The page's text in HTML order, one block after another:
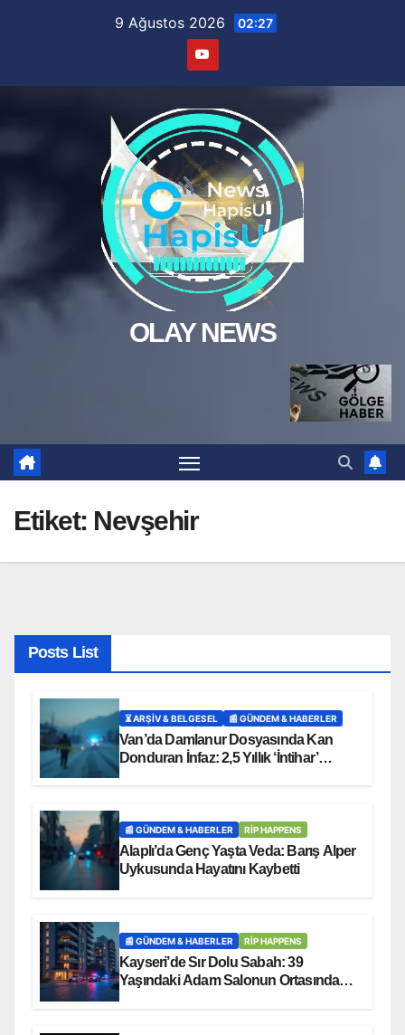
9 Ağustos 2026 02:27
OLAY NEWS
Etiket: Nevşehir
Posts List
⏳ ARŞİV & BELGESEL 📰 GÜNDEM & HABERLER
Van’da Damlanur Dosyasında Kan
Donduran İnfaz: 2,5 Yıllık ‘İntihar’
📰 GÜNDEM & HABERLER RİP HAPPENS
Alaplı’da Genç Yaşta Veda: Barış Alper
Uykusunda Hayatını Kaybetti
📰 GÜNDEM & HABERLER RİP HAPPENS
Kayseri’de Sır Dolu Sabah: 39
Yaşındaki Adam Salonun Ortasında